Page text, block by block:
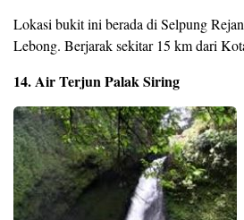
Lokasi bukit ini berada di Selpung
Lebong. Berjarak sekitar 15 km dari
14. Air Terjun Palak Siring